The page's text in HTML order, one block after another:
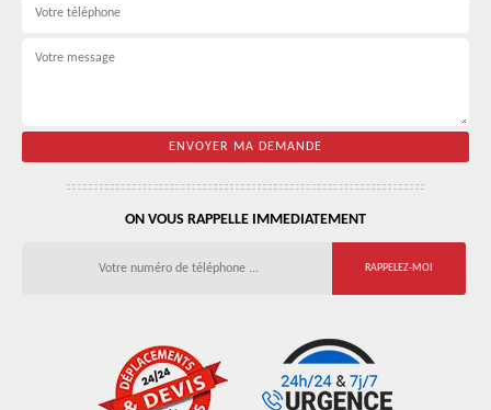
ON VOUS RAPPELLE IMMEDIATEMENT